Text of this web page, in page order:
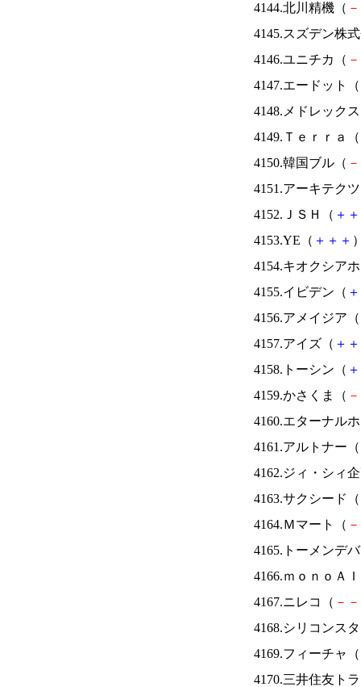
4144.北川精機（ －
4145.スズデン株
4146.ユニチカ（ －
4147.エードット（
4148.メドレック
4149.Ｔｅｒｒａ（
4150.韓国ブル（ －
4151.アーキテク
4152.ＪＳＨ（ ＋ ＋
4153.YE（ ＋ ＋ ＋
4154.キオクシア
4155.イビデン（ ＋
4156.アメイジア（
4157.アイズ（ ＋ ＋
4158.トーシン（ ＋
4159.かさくま（ －
4160.エターナル
4161.アルトナー（
4162.ジィ・シィ
4163.サクシード（
4164.Ｍマート（ －
4165.トーメンデ
4166.ｍｏｎｏＡ
4167.ニレコ（ － －
4168.シリコンス
4169.フィーチャ（
4170.三井住友ト